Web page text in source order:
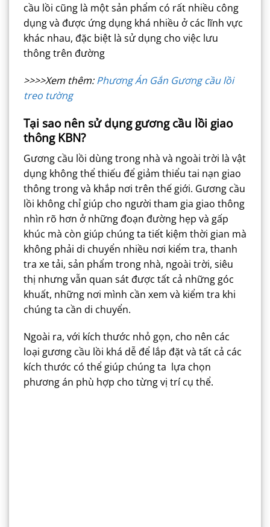
cầu lồi cũng là một sản phẩm có rất nhiều công
dụng và được ứng dụng khá nhiều ở các lĩnh vực
khác nhau, đặc biệt là sử dụng cho việc lưu
thông trên đường
>>>>Xem thêm:Phương Án Gắn Gương cầu lồi
treo tường
Tại sao nên sử dụng gương cầu lồi giao
thông KBN?
Gương cầu lồi dùng trong nhà và ngoài trời là vật
dụng không thể thiếu để giảm thiểu tai nạn giao
thông trong và khắp nơi trên thế giới. Gương cầu
lồi không chỉ giúp cho người tham gia giao thông
nhìn rõ hơn ở những đoạn đường hẹp và gấp
khúc mà còn giúp chúng ta tiết kiệm thời gian mà
không phải di chuyển nhiều nơi kiểm tra, thanh
tra xe tải, sản phẩm trong nhà, ngoài trời, siêu
thị nhưng vẫn quan sát được tất cả những góc
khuất, những nơi mình cần xem và kiểm tra khi
chúng ta cần di chuyển.
Ngoài ra, với kích thước nhỏ gọn, cho nên các
loại gương cầu lồi khá dễ để lắp đặt và tất cả các
kích thước có thể giúp chúng ta lựa chọn
phương án phù hợp cho từng vị trí cụ thể.